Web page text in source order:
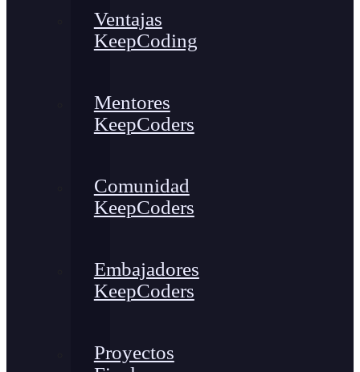
Ventajas
KeepCoding
Mentores
KeepCoders
Comunidad
KeepCoders
Embajadores
KeepCoders
Proyectos